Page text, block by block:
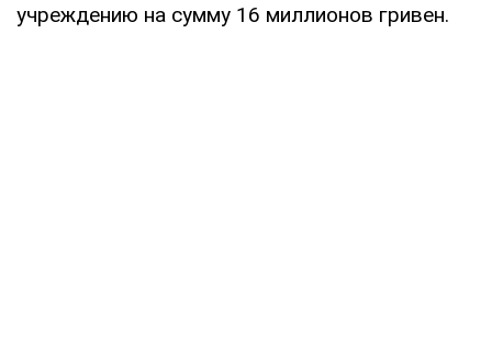
учреждению на сумму 16 миллионов гривен.